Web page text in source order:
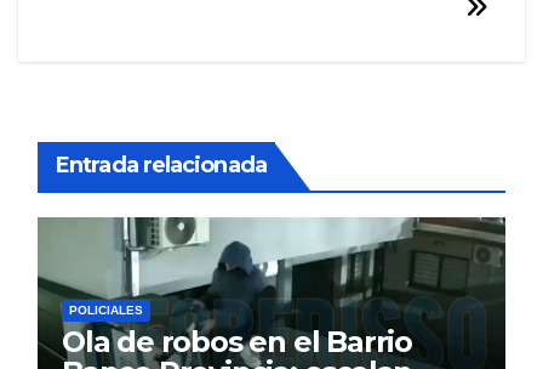
Entrada relacionada
POLICIALES
Ola de robos en el Barrio